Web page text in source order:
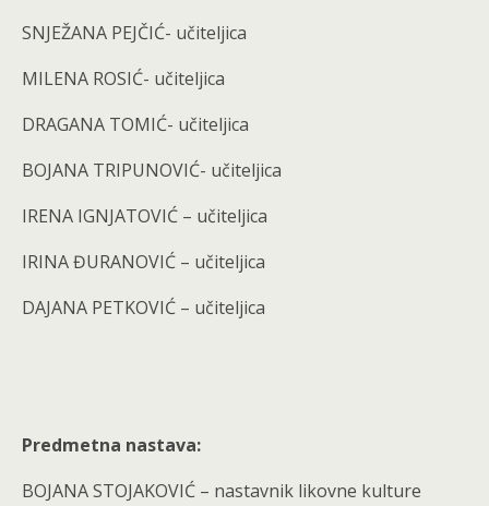
SNJEŽANA PEJČIĆ- učiteljica
MILENA ROSIĆ- učiteljica
DRAGANA TOMIĆ- učiteljica
BOJANA TRIPUNOVIĆ- učiteljica
IRENA IGNJATOVIĆ – učiteljica
IRINA ĐURANOVIĆ – učiteljica
DAJANA PETKOVIĆ – učiteljica
Predmetna nastava:
BOJANA STOJAKOVIĆ – nastavnik likovne kulture